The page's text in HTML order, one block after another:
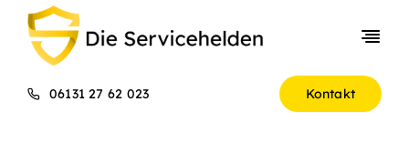
Skip
content
Entrümpelungen
06131 27 62 023 Kontakt